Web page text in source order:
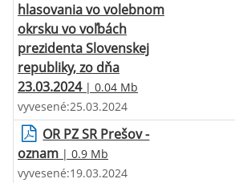
hlasovania vo volebnom
okrsku vo voľbách
prezidenta Slovenskej
republiky, zo dňa
23.03.2024| 0.04 Mb
vyvesené:25.03.2024
OR PZ SR Prešov -
oznam | 0.9 Mb
vyvesené:19.03.2024